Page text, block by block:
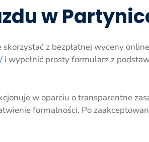
w
z bezpłatnej wyceny
i wypełnić prosty formularz z
w oparciu o transparentne
formalności. Po